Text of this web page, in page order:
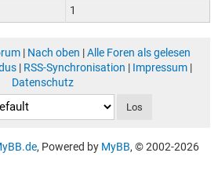
1
| Nach oben |Alle Foren als gelesen
| RSS-Synchronisation | Impressum|
Datenschutz
, Powered by MyBB, © 2002-2026